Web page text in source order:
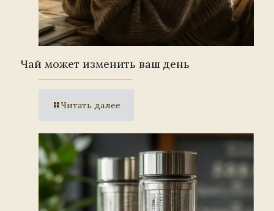
Чай может изменить ваш день
Читать далее